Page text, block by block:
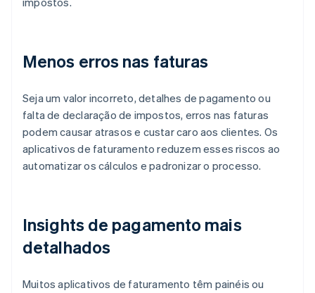
Menos erros nas faturas
Seja um valor incorreto, detalhes de pagamento ou
falta de declaração de impostos, erros nas faturas
podem causar atrasos e custar caro aos clientes. Os
aplicativos de faturamento reduzem esses riscos ao
automatizar os cálculos e padronizar o processo.
Insights de pagamento mais
detalhados
Muitos aplicativos de faturamento têm painéis ou